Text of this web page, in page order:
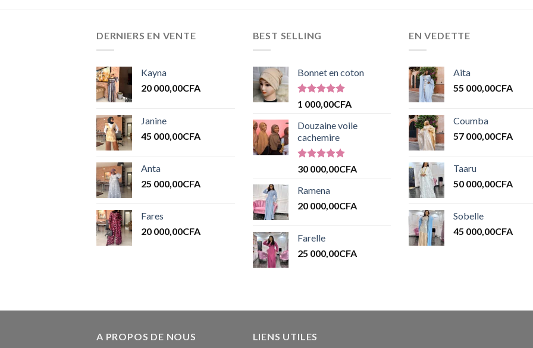
DERNIERS EN VENTE
Kayna
20 000,00CFA
Janine
45 000,00CFA
Anta
25 000,00CFA
Fares
20 000,00CFA
BEST SELLING
Bonnet en coton
Note5.00
1 000,00CFA
Douzaine voile
cachemire
Note5.00
30 000,00CFA
Ramena
20 000,00CFA
Farelle
25 000,00CFA
EN VEDETTE
Aita
55 000,00CFA
Coumba
57 000,00CFA
Taaru
50 000,00CFA
Sobelle
45 000,00CFA
A PROPOS DE NOUS LIENS UTILES